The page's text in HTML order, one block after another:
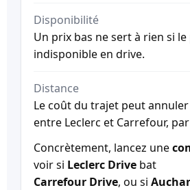
Disponibilité
Un prix bas ne sert à rien si
indisponible en drive.
Distance
Le coût du trajet peut annuler
entre Leclerc et Carrefour,
Concrètement, lancez une
voir si Leclerc Drive bat
Carrefour Drive, ou si